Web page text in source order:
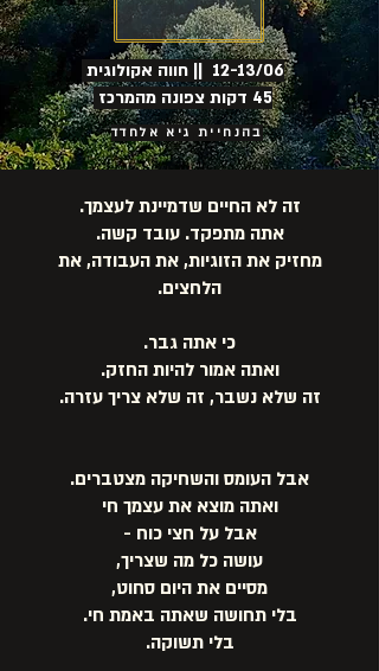
אני בפנים
12-13/06 || חווה אקולוגית
45 דקות צפונה מהמרכז
בהנחיית גיא אלחדד
זה לא החיים שדמיינת לעצמך.
אתה מתפקד. עובד קשה.
מחזיק את הזוגיות, את העבודה, את
הלחצים.
כי אתה גבר.
ואתה אמור להיות החזק.
זה שלא נשבר, זה שלא צריך עזרה.
אבל העומס והשחיקה מצטברים.
ואתה מוצא את עצמך חי
אבל על חצי כוח -
עושה כל מה שצריך,
מסיים את היום סחוט,
בלי תחושה שאתה באמת חי.
בלי תשוקה.